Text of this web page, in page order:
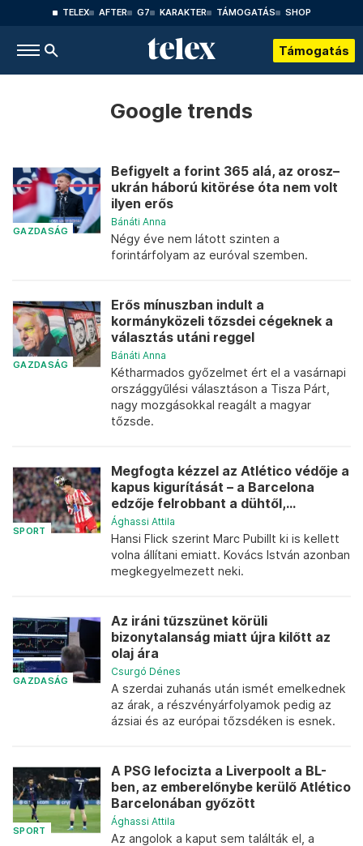
TELEX AFTER G7 KARAKTER TÁMOGATÁS SHOP
Támogatás
Google trends
GAZDASÁG
Befigyelt a forint 365 alá, az orosz–
ukrán háború kitörése óta nem volt
ilyen erős
Bánáti Anna
Négy éve nem látott szinten a
forintárfolyam az euróval szemben.
GAZDASÁG
Erős mínuszban indult a
kormányközeli tőzsdei cégeknek a
választás utáni reggel
Bánáti Anna
Kétharmados győzelmet ért el a vasárnapi
országgyűlési választáson a Tisza Párt,
nagy mozgásokkal reagált a magyar
tőzsde.
SPORT
Megfogta kézzel az Atlético védője a
kapus kigurítását – a Barcelona
edzője felrobbant a dühtől,...
Ághassi Attila
Hansi Flick szerint Marc Pubillt ki is kellett
volna állítani emiatt. Kovács István azonban
megkegyelmezett neki.
GAZDASÁG
Az iráni tűzszünet körüli
bizonytalanság miatt újra kilőtt az
olaj ára
Csurgó Dénes
A szerdai zuhanás után ismét emelkednek
az árak, a részvényárfolyamok pedig az
ázsiai és az európai tőzsdéken is esnek.
SPORT
A PSG lefocizta a Liverpoolt a BL-
ben, az emberelőnybe kerülő Atlético
Barcelonában győzött
Ághassi Attila
Az angolok a kaput sem találták el, a